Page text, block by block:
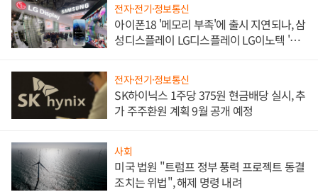
전자·전기·정보통신
아이폰18 '메모리 부족'에 출시 지연되나, 삼
성디스플레이 LG디스플레이 LG이노텍 '탈
전자·전기·정보통신
SK하이닉스 1주당 375원 현금배당 실시, 추
가 주주환원 계획 9월 공개 예정
사회
미국 법원 "트럼프 정부 풍력 프로젝트 동결
조치는 위법", 해제 명령 내려